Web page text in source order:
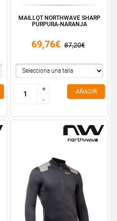
MAILLOT NORTHWAVE SHARP
PÚRPURA-NARANJA
69,76€ 87,20€
+
-
+
-
AÑADIR